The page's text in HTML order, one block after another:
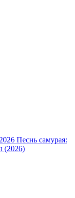
Песнь самурая:
(2026)